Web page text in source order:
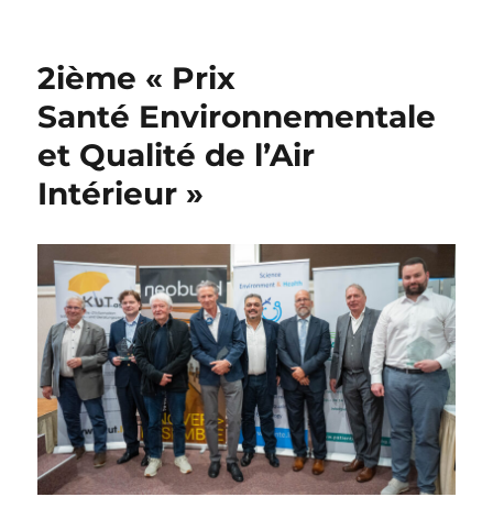
2ième « Prix
Santé Environnementale
et Qualité de l’Air
Intérieur »